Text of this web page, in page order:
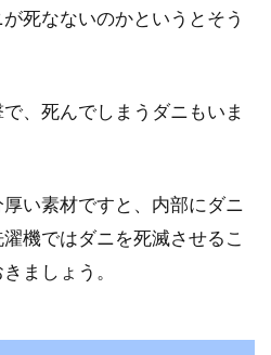
ン等のリビングに置く、家具の配置に
は薄型タイプが好評
境や風土に加え、日本人の体型やライ
ルにあった寝具を追求し続ける「フラ
死なないのかというとそう
、死んでしまうダニもいま
い素材ですと、内部にダニ
機ではダニを死滅させるこ
ましょう。